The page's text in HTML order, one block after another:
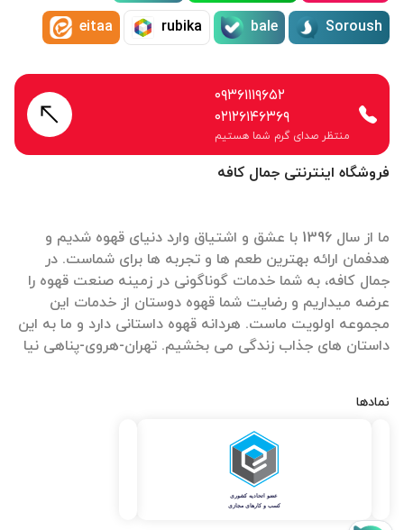
فروشگاه اینترنتی جمال کافه
ما از سال 1396 با عشق و اشتیاق وارد دنیای قهوه شدیم و
هدفمان ارائه بهترین طعم ها و تجربه ها برای شماست. در
جمال کافه، به شما خدمات گوناگونی در زمینه صنعت قهوه را
عرضه میداریم و رضایت شما قهوه دوستان از خدمات این
مجموعه اولویت ماست. هردانه قهوه داستانی دارد و ما به این
داستان های جذاب زندگی می بخشیم. تهران-هروی-پناهی نیا
نمادها
Soroush
bale
rubika
eitaa
۰۹۳۶۱۱۱۹۶۵۲
۰۲۱۲۶۱۴۶۳۶۹
منتظر صدای گرم شما هستیم